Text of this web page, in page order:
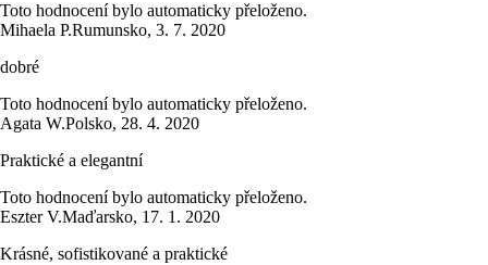
Toto hodnocení bylo automaticky přeloženo.
Mihaela P.Rumunsko, 3. 7. 2020
dobré
Toto hodnocení bylo automaticky přeloženo.
Agata W.Polsko, 28. 4. 2020
Praktické a elegantní
Toto hodnocení bylo automaticky přeloženo.
Eszter V.Maďarsko, 17. 1. 2020
Krásné, sofistikované a praktické